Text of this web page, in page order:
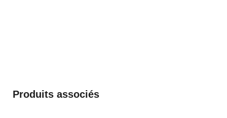
Produits associés